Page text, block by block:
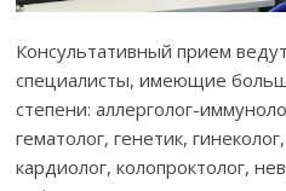
Консультативный прием
специалисты, имеющие
степени: аллерголог-
гематолог, генетик,
кардиолог, колопроктолог,